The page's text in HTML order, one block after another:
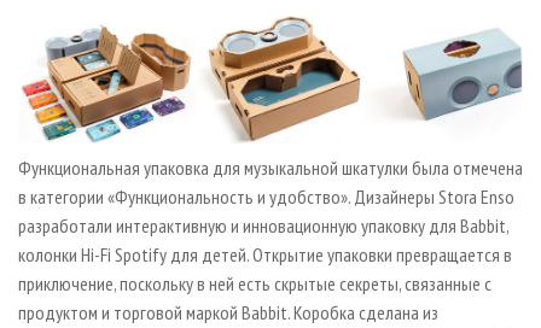
Функциональная упаковка для музыкальной шкатулки была отмечена
в категории «Функциональность и удобство». Дизайнеры Stora Enso
разработали интерактивную и инновационную упаковку для Babbit,
колонки Hi-Fi Spotify для детей. Открытие упаковки превращается в
приключение, поскольку в ней есть скрытые секреты, связанные с
продуктом и торговой маркой Babbit. Коробка сделана из